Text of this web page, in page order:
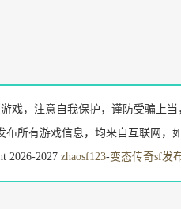
戏，注意自我保护，谨防受骗上
布所有游戏信息，均来自互联网，
2026-2027 zhaosf123-变态传奇sf发